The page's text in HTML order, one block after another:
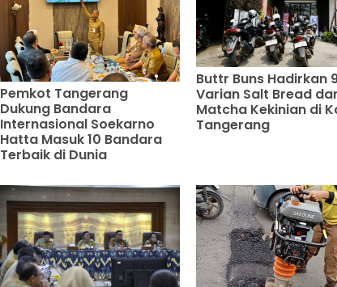
Pemkot Tangerang
Dukung Bandara
Internasional Soekarno
Hatta Masuk 10 Bandara
Terbaik di Dunia
Buttr Buns Hadirkan
Varian Salt Bread
Matcha Kekinian di
Tangerang